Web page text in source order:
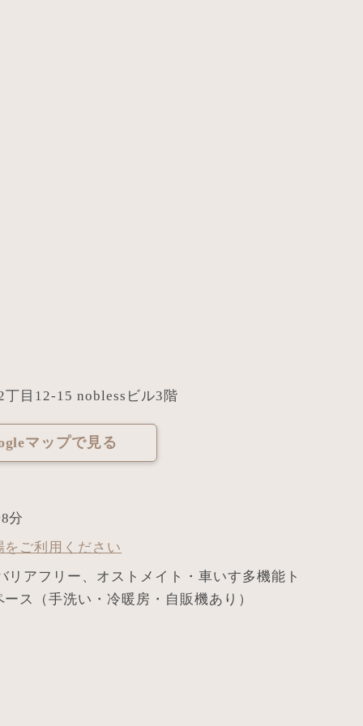
目12-15 noblessビル3階
マップで見る
分
ご利用ください
リアフリー、オストメイト・車いす多機能ト
ス（手洗い・冷暖房・自販機あり）